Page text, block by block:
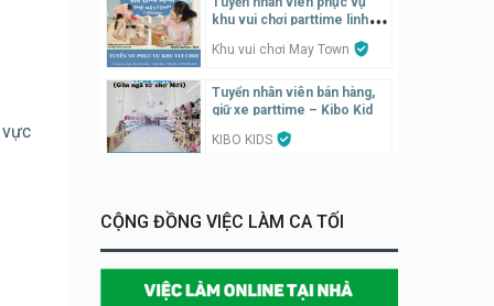
vực
khu vui chơi parttime linh
Khu vui chơi May Town
Tuyển nhân viên bán hàng,
giữ xe parttime – Kibo Kid
KIBO KIDS
Công ty
Tuyển nhân viên tiếp thực,
phục vụ bàn
CỘNG ĐỒNG VIỆC LÀM CA TỐI